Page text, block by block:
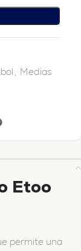
, Medias
Etoo
permite una